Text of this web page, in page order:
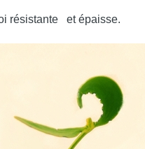
résistante et épaisse.